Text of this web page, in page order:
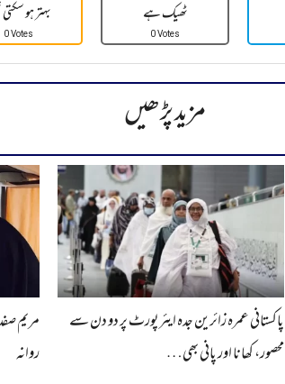
بہتر ہو
0 Votes
ٹھیک ہے
0 Votes
مزید پڑھیں
پاکستانی عمرہ زائرین جدہ ایئرپورٹ پر دو دن سے
محصور، کھانا اور پانی بھی…
مریم
روانہ